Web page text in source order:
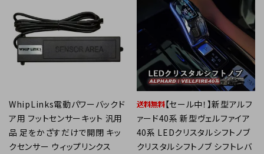
WhipLinks電動パワーバックド
ア用 フットセンサーキット 汎用
品 足をかざすだけで開閉 キッ
クセンサー ウィップリンクス
【セール中！】新型アルフ
ァード40系 新型ヴェルファイア
40系 LEDクリスタルシフトノブ
クリスタルシフトノブ シフトレバ